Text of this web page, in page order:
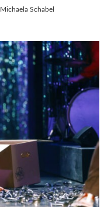
Michaela Schabel